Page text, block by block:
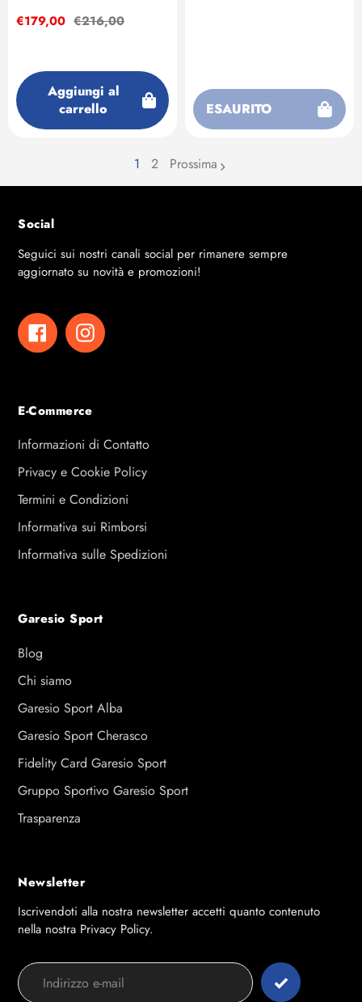
Prezzo
€179,00 Prezzo
€216,00
Aggiungi al
carrello
ESAURITO
1 page
2 Prossima
Social
Seguici sui nostri canali social per rimanere sempre
aggiornato su novità e promozioni!
FacebookInstagram
E-Commerce
Informazioni di Contatto
Privacy e Cookie Policy
Termini e Condizioni
Informativa sui Rimborsi
Informativa sulle Spedizioni
Garesio Sport
Blog
Chi siamo
Garesio Sport Alba
Garesio Sport Cherasco
Fidelity Card Garesio Sport
Gruppo Sportivo Garesio Sport
Trasparenza
Newsletter
Iscrivendoti alla nostra newsletter accetti quanto contenuto
nella nostra Privacy Policy.